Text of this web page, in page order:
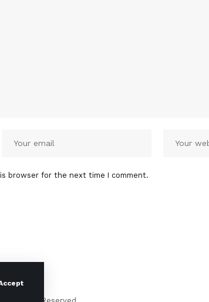
browser for the next time I comment.